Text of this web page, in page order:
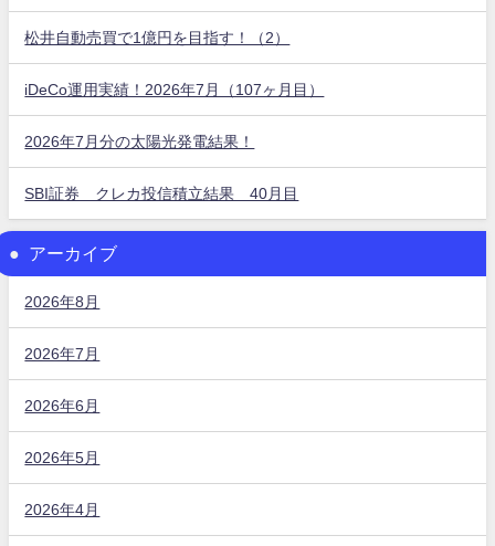
松井自動売買で1億円を目指す！（2）
iDeCo運用実績！2026年7月（107ヶ月目）
2026年7月分の太陽光発電結果！
SBI証券 クレカ投信積立結果 40月目
アーカイブ
2026年8月
2026年7月
2026年6月
2026年5月
2026年4月